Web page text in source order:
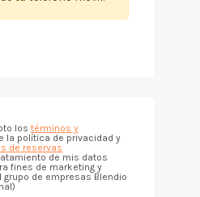
los términos y
la política de privacidad y
de reservas
de mis datos
fines de marketing y
de empresas Blendio